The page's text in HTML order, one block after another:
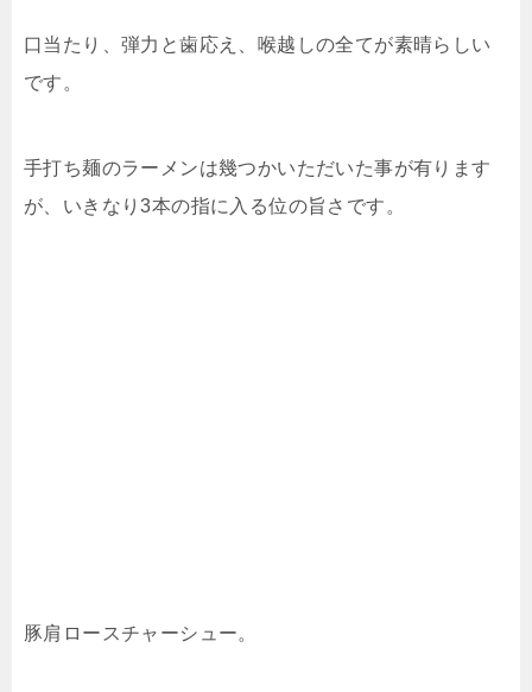
口当たり、弾力と歯応え、喉越しの全てが素晴らしい
です。
手打ち麺のラーメンは幾つかいただいた事が有ります
が、いきなり3本の指に入る位の旨さです。
豚肩ロースチャーシュー。